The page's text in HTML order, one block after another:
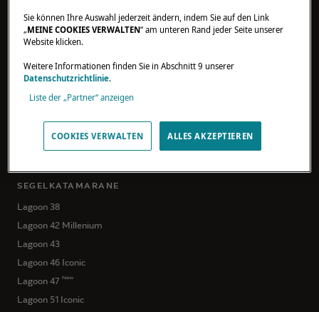
Nachhaltige Entwicklung
Qualität
VERANSTALTUNGEN
EIGHTY 3
SEGELKATAMARANE
Lagoon 38
Lagoon 42 Millenium
Lagoon 43
Lagoon 46 Iconic
Lagoon 47 New
Lagoon 51 Iconic
Sie können Ihre Auswahl jederzeit ändern, indem Sie auf den Link
„MEINE COOKIES VERWALTEN“ am unteren Rand jeder Seite unserer
Website klicken.
Weitere Informationen finden Sie in Abschnitt 9 unserer
Datenschutzrichtlinie.
Liste der „Partner“ anzeigen
COOKIES VERWALTEN ALLES AKZEPTIEREN